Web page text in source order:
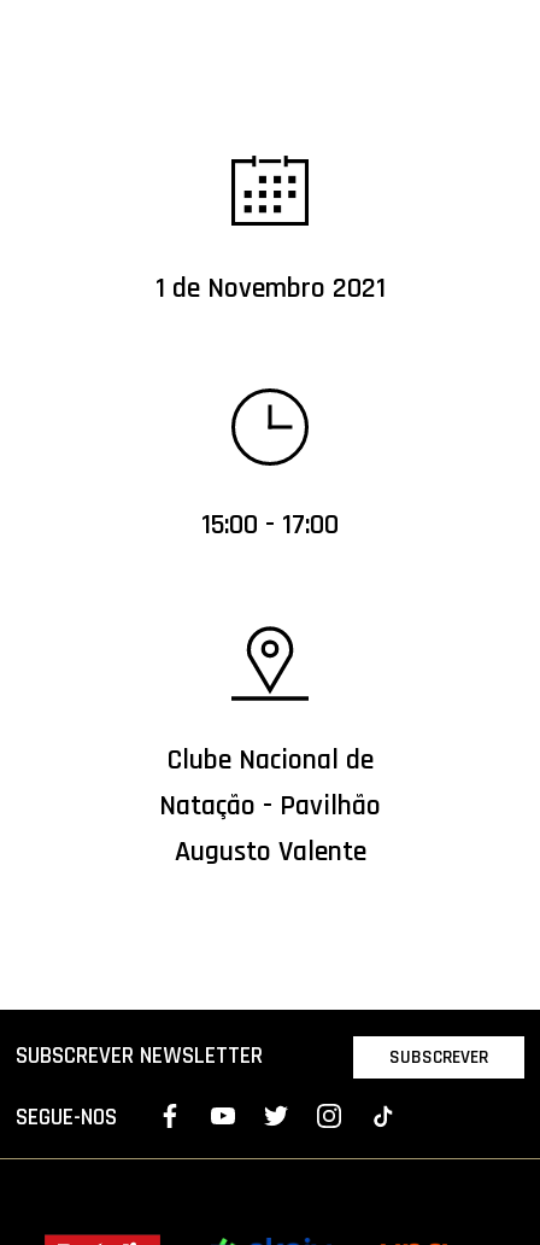
1 de Novembro 2021
15:00 - 17:00
Clube Nacional de
Natação - Pavilhão
Augusto Valente
SUBSCREVER NEWSLETTER SUBSCREVER
SEGUE-NOS